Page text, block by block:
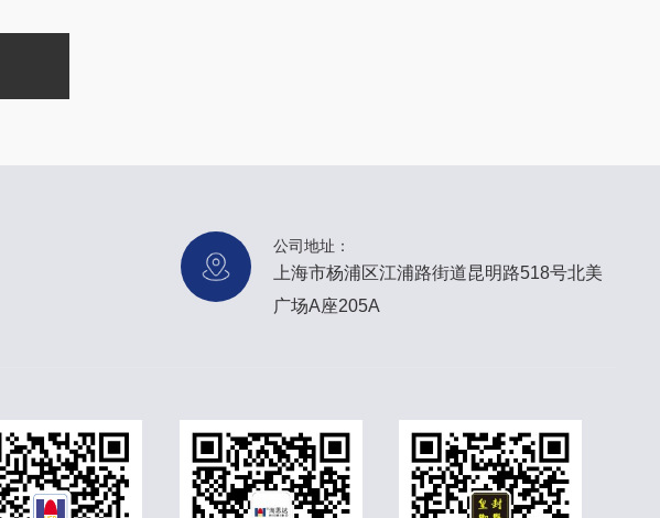
公司地址：
上海市杨浦区江浦路街道昆明路518号北美
广场A座205A